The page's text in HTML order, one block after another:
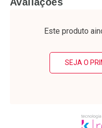
Laboratório
Por Menos
Este produto
SEJA O